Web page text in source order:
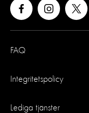
FAQ
Integritetspolicy
Lediga tjänster